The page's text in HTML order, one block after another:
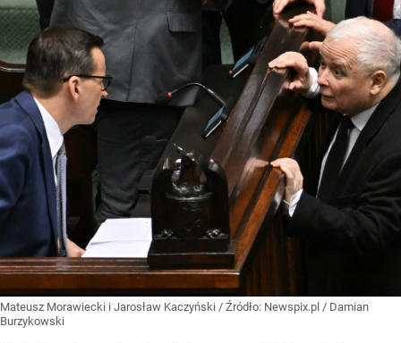
Mateusz Morawiecki i Jarosław Kaczyński / Źródło: Newspix.pl / Damian
Burzykowski